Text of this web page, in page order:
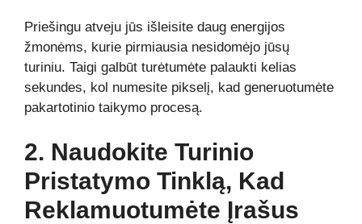
Priešingu atveju jūs išleisite daug energijos
žmonėms, kurie pirmiausia nesidomėjo jūsų
turiniu. Taigi galbūt turėtumėte palaukti kelias
sekundes, kol numesite pikselį, kad generuotumėte
pakartotinio taikymo procesą.
2. Naudokite Turinio
Pristatymo Tinklą, Kad
Reklamuotumėte Įrašus